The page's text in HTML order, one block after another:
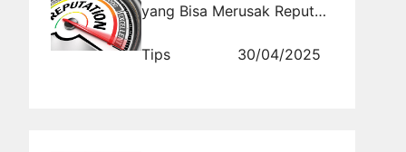
yang Bisa Merusak Reputasi
Tips
30/04/2025